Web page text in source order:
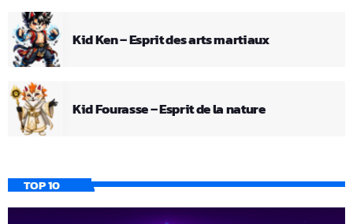
Kid Ken – Esprit des arts martiaux
Kid Fourasse – Esprit de la nature
TOP 10